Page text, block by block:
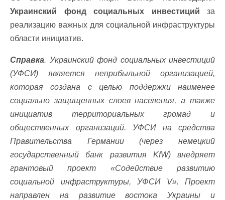
Украинский фонд социальных инвестиций за
реализацию важных для социальной инфраструктуры
области инициатив.
Справка. Украинский фонд социальных инвестиций
(УФСИ) является неприбыльной организацией,
которая создана с целью поддержки наименее
социально защищенных слоев населения, а также
инициатив территориальных громад и
общественных организаций. УФСИ на средства
Правительства Германии (через немецкий
государственный банк развития KfW) внедряет
грантовый проект «Содействие развитию
социальной инфраструктуры, УФСИ V». Проект
направлен на развитие востока Украины и